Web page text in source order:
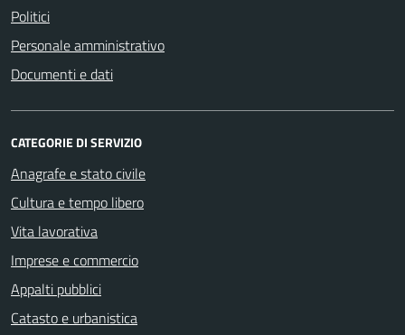
Politici
Personale amministrativo
Documenti e dati
CATEGORIE DI SERVIZIO
Anagrafe e stato civile
Cultura e tempo libero
Vita lavorativa
Imprese e commercio
Appalti pubblici
Catasto e urbanistica